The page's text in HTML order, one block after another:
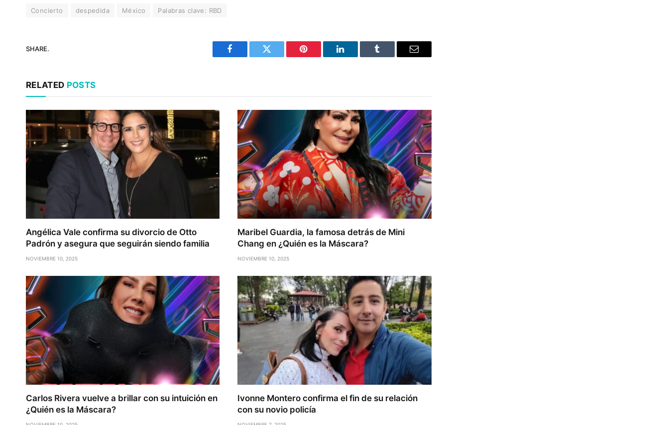
Concierto despedida México Palabras clave: RBD
SHARE.
Facebook Twitter Pinterest LinkedIn Tumblr Email
RELATED POSTS
Angélica Vale confirma su divorcio de Otto
Padrón y asegura que seguirán siendo familia
NOVIEMBRE 10, 2025
Maribel Guardia, la famosa detrás de Mini
Chang en ¿Quién es la Máscara?
NOVIEMBRE 10, 2025
Carlos Rivera vuelve a brillar con su intuición en
¿Quién es la Máscara?
Ivonne Montero confirma el fin de su relación
con su novio policía